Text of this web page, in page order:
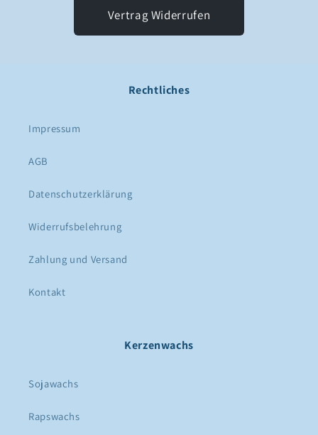
Vertrag Widerrufen
Rechtliches
Impressum
AGB
Datenschutzerklärung
Widerrufsbelehrung
Zahlung und Versand
Kontakt
Kerzenwachs
Sojawachs
Rapswachs